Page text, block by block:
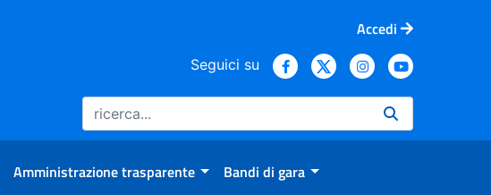
Accedi
Seguici su
Amministrazione trasparente Bandi di gara